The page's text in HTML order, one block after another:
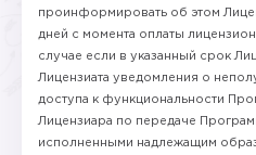
проинформировать об этом
дней с момента оплаты
случае если в указанный срок
Лицензиата уведомления о
доступа к функциональности
Лицензиара по передаче
исполненными надлежащим